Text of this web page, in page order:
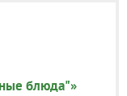
блюда"»